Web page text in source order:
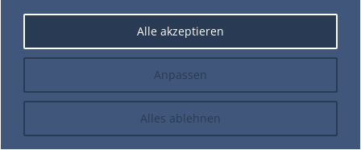
Anpassen
Alles ablehnen
Alle akzeptieren
Benutzerkonto zuordnen. Wir weisen darauf hin, dass wir als
Anbieter der Seiten keine Kenntnis vom Inhalt der
übermittelten Daten sowie deren Nutzung durch Instagram